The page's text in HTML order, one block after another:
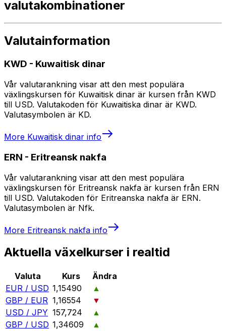
valutakombinationer
Valutainformation
KWD - Kuwaitisk dinar
Vår valutarankning visar att den mest populära
växlingskursen för Kuwaitisk dinar är kursen från KWD
till USD. Valutakoden för Kuwaitiska dinar är KWD.
Valutasymbolen är KD.
More Kuwaitisk dinar info
ERN - Eritreansk nakfa
Vår valutarankning visar att den mest populära
växlingskursen för Eritreansk nakfa är kursen från ERN
till USD. Valutakoden för Eritreanska nakfa är ERN.
Valutasymbolen är Nfk.
More Eritreansk nakfa info
Aktuella växelkurser i realtid
Valuta Kurs
Ändra
EUR / USD 1,15490
▲
GBP / EUR 1,16554
▼
USD / JPY 157,724
▲
GBP / USD 1,34609
▲